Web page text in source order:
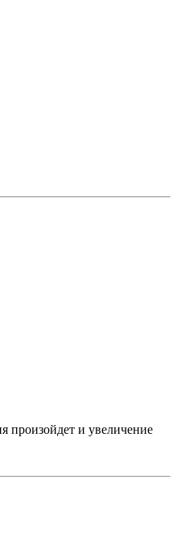
произойдет и увеличение